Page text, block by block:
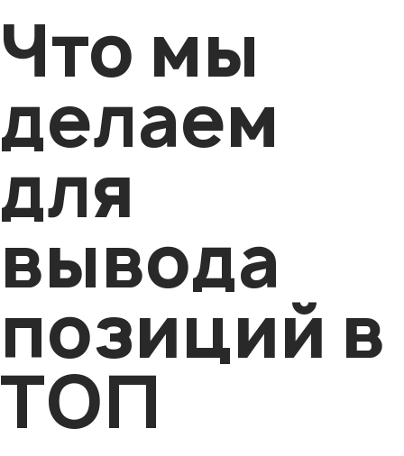
Что мы
делаем
для
вывода
позиций в
ТОП